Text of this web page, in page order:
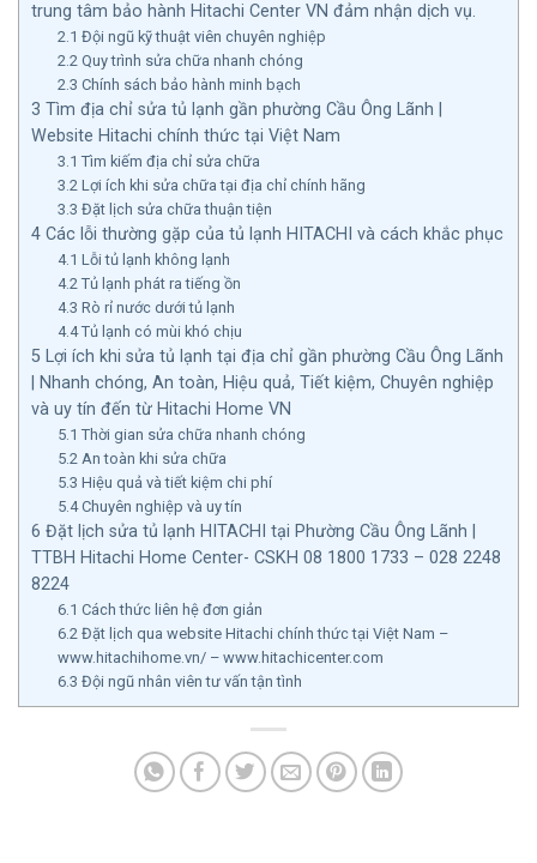
trung tâm bảo hành Hitachi Center VN đảm nhận dịch vụ.
2.1 Đội ngũ kỹ thuật viên chuyên nghiệp
2.2Quy trình sửa chữa nhanh chóng
2.3 Chính sách bảo hành minh bạch
3 Tìm địa chỉ sửa tủ lạnh gần phường Cầu Ông Lãnh |
Website Hitachi chính thức tại Việt Nam
3.1 Tìm kiếm địa chỉ sửa chữa
3.2Lợi ích khi sửa chữa tại địa chỉ chính hãng
3.3 Đặt lịch sửa chữa thuận tiện
4 Các lỗi thường gặp của tủ lạnh HITACHI và cách khắc phục
4.1 Lỗi tủ lạnh không lạnh
4.2Tủ lạnh phát ra tiếng ồn
4.3 Rò rỉ nước dưới tủ lạnh
4.4Tủ lạnh có mùi khó chịu
5 Lợi ích khi sửa tủ lạnh tại địa chỉ gần phường Cầu Ông Lãnh
| Nhanh chóng, An toàn, Hiệu quả, Tiết kiệm, Chuyên nghiệp
và uy tín đến từ Hitachi Home VN
5.1 Thời gian sửa chữa nhanh chóng
5.2An toàn khi sửa chữa
5.3 Hiệu quả và tiết kiệm chi phí
5.4Chuyên nghiệp và uy tín
6 Đặt lịch sửa tủ lạnh HITACHI tại Phường Cầu Ông Lãnh |
TTBH Hitachi Home Center- CSKH 08 1800 1733 – 028 2248
8224
6.1 Cách thức liên hệ đơn giản
6.2Đặt lịch qua website Hitachi chính thức tại Việt Nam –
www.hitachihome.vn/ – www.hitachicenter.com
6.3 Đội ngũ nhân viên tư vấn tận tình